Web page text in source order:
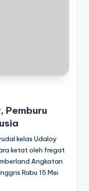
Pemburu
kelas Udaloy
ketat oleh fregat
Angkatan
Rabu 15 Mei